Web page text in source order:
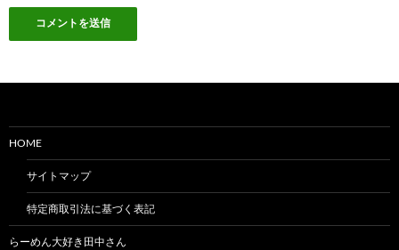
HOME
サイトマップ
特定商取引法に基づく表記
らーめん大好き田中さん